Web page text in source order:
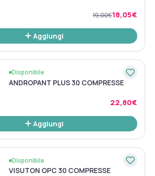
19,00€18,05€
Aggiungi
Disponibile
ANDROPANT PLUS 30 COMPRESSE
22,80€
Aggiungi
Disponibile
VISUTON OPC 30 COMPRESSE